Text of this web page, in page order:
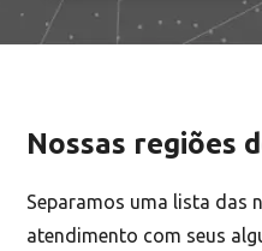
Nossas regiões
Separamos uma lista das
atendimento com seus